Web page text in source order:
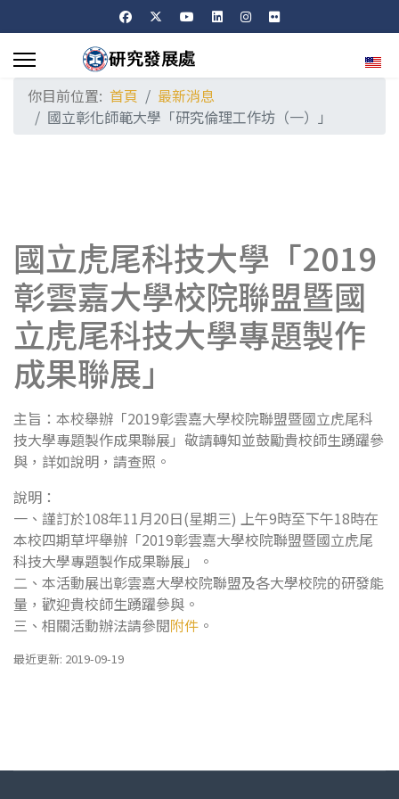
選擇
你目前位置: 首頁
最新消息
國立彰化師範大學「研究倫理工作坊（一）」
國立虎尾科技大學「2019
彰雲嘉大學校院聯盟暨國
立虎尾科技大學專題製作
成果聯展」
主旨：本校舉辦「2019彰雲嘉大學校院聯盟暨國立虎尾科
技大學專題製作成果聯展」敬請轉知並鼓勵貴校師生踴躍參
與，詳如說明，請查照。
說明：
一、謹訂於108年11月20日(星期三) 上午9時至下午18時在
本校四期草坪舉辦「2019彰雲嘉大學校院聯盟暨國立虎尾
科技大學專題製作成果聯展」。
二、本活動展出彰雲嘉大學校院聯盟及各大學校院的研發能
量，歡迎貴校師生踴躍參與。
三、相關活動辦法請參閱附件 。
最近更新: 2019-09-19